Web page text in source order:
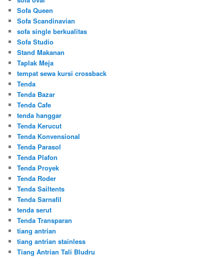
Sofa Queen
Sofa Scandinavian
sofa single berkualitas
Sofa Studio
Stand Makanan
Taplak Meja
tempat sewa kursi crossback
Tenda
Tenda Bazar
Tenda Cafe
tenda hanggar
Tenda Kerucut
Tenda Konvensional
Tenda Parasol
Tenda Plafon
Tenda Proyek
Tenda Roder
Tenda Sailtents
Tenda Sarnafil
tenda serut
Tenda Transparan
tiang antrian
tiang antrian stainless
Tiang Antrian Tali Bludru